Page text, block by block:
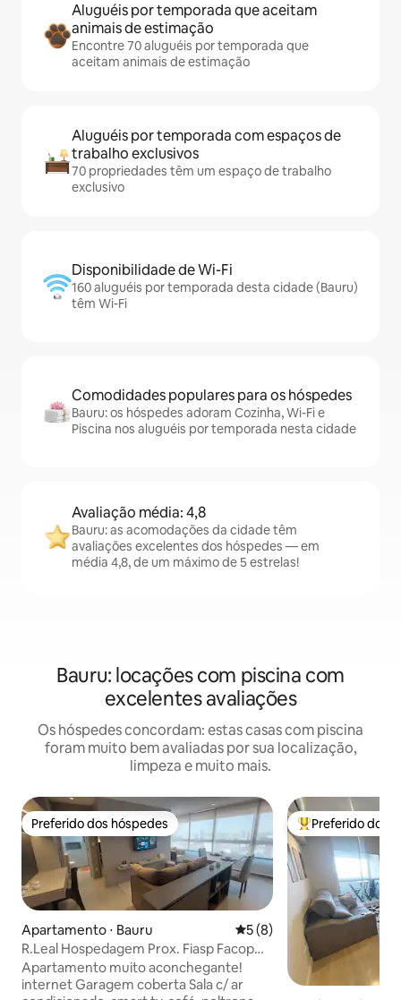
Aluguéis por temporada que aceitam
animais de estimação
Encontre 70 aluguéis por temporada que
aceitam animais de estimação
Aluguéis por temporada com espaços de
trabalho exclusivos
70 propriedades têm um espaço de trabalho
exclusivo
Disponibilidade de Wi-Fi
160 aluguéis por temporada desta cidade (Bauru)
têm Wi-Fi
Comodidades populares para os hóspedes
Bauru: os hóspedes adoram Cozinha, Wi-Fi e
Piscina nos aluguéis por temporada nesta cidade
Avaliação média: 4,8
Bauru: as acomodações da cidade têm
avaliações excelentes dos hóspedes — em
média 4,8, de um máximo de 5 estrelas!
Bauru: locações com piscina com
excelentes avaliações
Os hóspedes concordam: estas casas com piscina
foram muito bem avaliadas por sua localização,
limpeza e muito mais.
Preferido dos hóspedes
Preferido dos hóspedes
Apartamento ⋅ Bauru 5 de uma avaliação média
5 (8)
R.Leal Hospedagem Prox. Fiasp Facop
Inst. Mondelli
Apartamento muito aconchegante!
internet Garagem coberta Sala c/ ar
Entre os
Preferido dos